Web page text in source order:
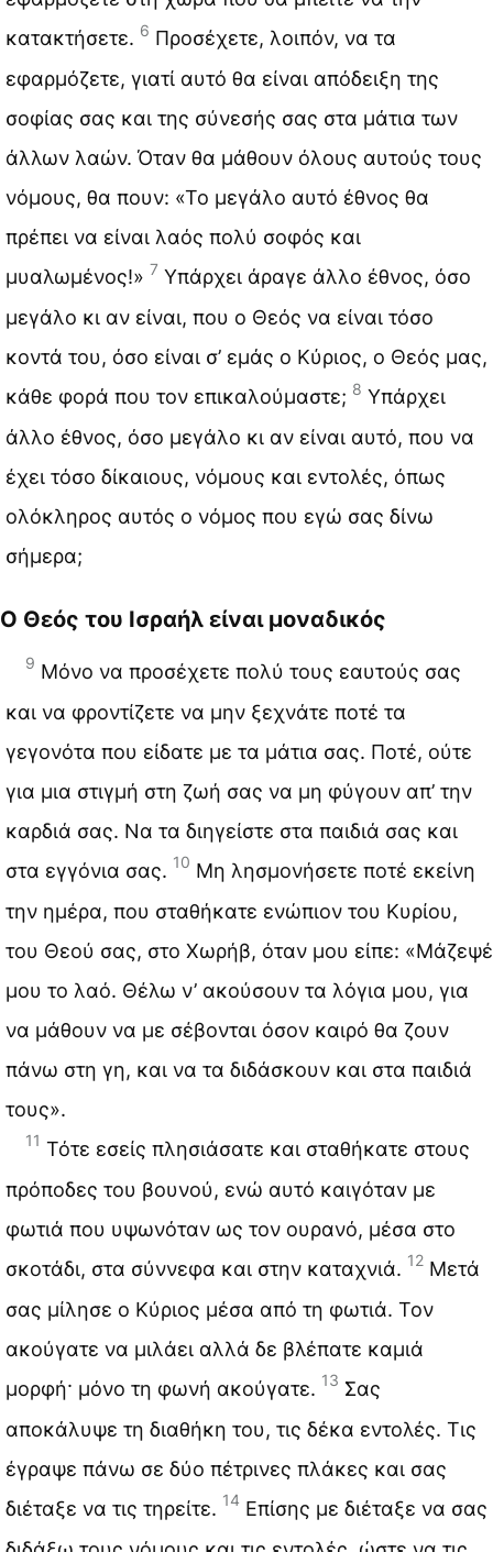
κατακτήσετε. 6 Προσέχετε, λοιπόν, να τα
εφαρμόζετε, γιατί αυτό θα είναι απόδειξη της
σοφίας σας και της σύνεσής σας στα μάτια των
άλλων λαών. Όταν θα μάθουν όλους αυτούς τους
νόμους, θα πουν: «Το μεγάλο αυτό έθνος θα
πρέπει να είναι λαός πολύ σοφός και
μυαλωμένος!» 7 Υπάρχει άραγε άλλο έθνος, όσο
μεγάλο κι αν είναι, που ο Θεός να είναι τόσο
κοντά του, όσο είναι σ’ εμάς ο Κύριος, ο Θεός μας,
κάθε φορά που τον επικαλούμαστε; 8 Υπάρχει
άλλο έθνος, όσο μεγάλο κι αν είναι αυτό, που να
έχει τόσο δίκαιους, νόμους και εντολές, όπως
ολόκληρος αυτός ο νόμος που εγώ σας δίνω
σήμερα;
Ο Θεός του Ισραήλ είναι μοναδικός
9 Μόνο να προσέχετε πολύ τους εαυτούς σας
και να φροντίζετε να μην ξεχνάτε ποτέ τα
γεγονότα που είδατε με τα μάτια σας. Ποτέ, ούτε
για μια στιγμή στη ζωή σας να μη φύγουν απ’ την
καρδιά σας. Να τα διηγείστε στα παιδιά σας και
στα εγγόνια σας. 10 Μη λησμονήσετε ποτέ εκείνη
την ημέρα, που σταθήκατε ενώπιον του Κυρίου,
του Θεού σας, στο Χωρήβ, όταν μου είπε: «Μάζεψέ
μου το λαό. Θέλω ν’ ακούσουν τα λόγια μου, για
να μάθουν να με σέβονται όσον καιρό θα ζουν
πάνω στη γη, και να τα διδάσκουν και στα παιδιά
τους».
11 Τότε εσείς πλησιάσατε και σταθήκατε στους
πρόποδες του βουνού, ενώ αυτό καιγόταν με
φωτιά που υψωνόταν ως τον ουρανό, μέσα στο
σκοτάδι, στα σύννεφα και στην καταχνιά. 12 Μετά
σας μίλησε ο Κύριος μέσα από τη φωτιά. Τον
ακούγατε να μιλάει αλλά δε βλέπατε καμιά
μορφή· μόνο τη φωνή ακούγατε. 13 Σας
αποκάλυψε τη διαθήκη του, τις δέκα εντολές. Τις
έγραψε πάνω σε δύο πέτρινες πλάκες και σας
διέταξε να τις τηρείτε. 14 Επίσης με διέταξε να σας